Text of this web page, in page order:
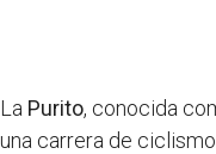
La Purito, conocida
una carrera de